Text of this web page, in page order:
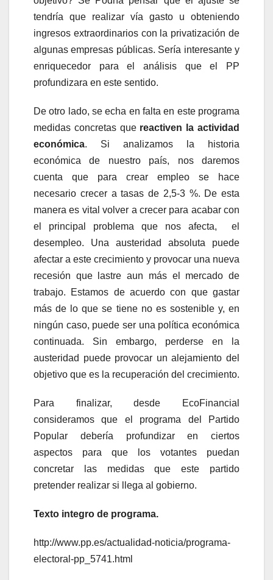
tendría que realizar vía gasto u obteniendo
ingresos extraordinarios con la privatización de
algunas empresas públicas. Sería interesante y
enriquecedor para el análisis que el PP
profundizara en este sentido.
De otro lado, se echa en falta en este programa
medidas concretas que reactiven la actividad
económica. Si analizamos la historia
económica de nuestro país, nos daremos
cuenta que para crear empleo se hace
necesario crecer a tasas de 2,5-3 %. De esta
manera es vital volver a crecer para acabar con
el principal problema que nos afecta, el
desempleo. Una austeridad absoluta puede
afectar a este crecimiento y provocar una nueva
recesión que lastre aun más el mercado de
trabajo. Estamos de acuerdo con que gastar
más de lo que se tiene no es sostenible y, en
ningún caso, puede ser una política económica
continuada. Sin embargo, perderse en la
austeridad puede provocar un alejamiento del
objetivo que es la recuperación del crecimiento.
Para finalizar, desde EcoFinancial
consideramos que el programa del Partido
Popular debería profundizar en ciertos
aspectos para que los votantes puedan
concretar las medidas que este partido
pretender realizar si llega al gobierno.
Texto integro de programa.
http://www.pp.es/actualidad-noticia/programa-
electoral-pp_5741.html